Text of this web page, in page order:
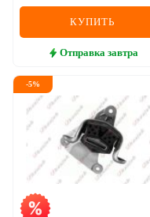
КУПИТЬ
Отправка завтра
-5%